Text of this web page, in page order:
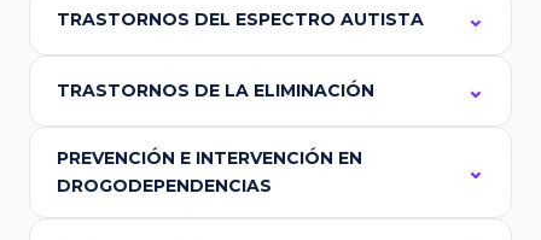
TRASTORNOS DEL ESPECTRO AUTISTA
TRASTORNOS DE LA ELIMINACIÓN
PREVENCIÓN E INTERVENCIÓN EN
DROGODEPENDENCIAS